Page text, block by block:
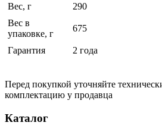
Вес, г
290
Вес в
упаковке, г
675
Гарантия 2 года
Перед покупкой уточняйте
комплектацию у продавца
Каталог